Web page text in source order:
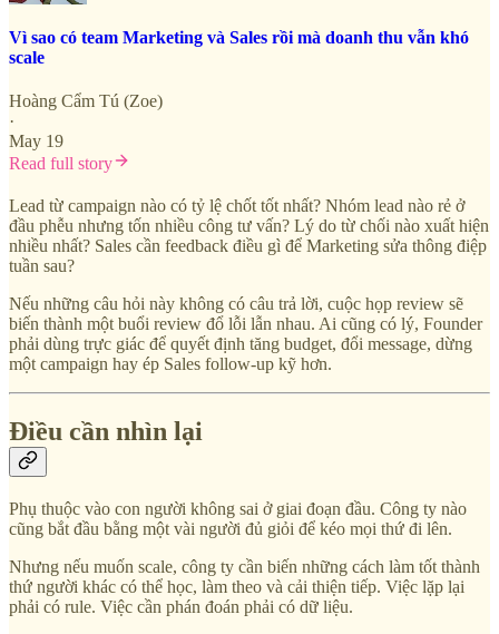
Vì sao có team Marketing và Sales rồi mà doanh thu vẫn khó
scale
Hoàng Cẩm Tú (Zoe)
·
May 19
Read full story
Lead từ campaign nào có tỷ lệ chốt tốt nhất? Nhóm lead nào rẻ ở
đầu phễu nhưng tốn nhiều công tư vấn? Lý do từ chối nào xuất hiện
nhiều nhất? Sales cần feedback điều gì để Marketing sửa thông điệp
tuần sau?
Nếu những câu hỏi này không có câu trả lời, cuộc họp review sẽ
biến thành một buổi review đổ lỗi lẫn nhau. Ai cũng có lý, Founder
phải dùng trực giác để quyết định tăng budget, đổi message, dừng
một campaign hay ép Sales follow-up kỹ hơn.
Điều cần nhìn lại
Phụ thuộc vào con người không sai ở giai đoạn đầu. Công ty nào
cũng bắt đầu bằng một vài người đủ giỏi để kéo mọi thứ đi lên.
Nhưng nếu muốn scale, công ty cần biến những cách làm tốt thành
thứ người khác có thể học, làm theo và cải thiện tiếp. Việc lặp lại
phải có rule. Việc cần phán đoán phải có dữ liệu.